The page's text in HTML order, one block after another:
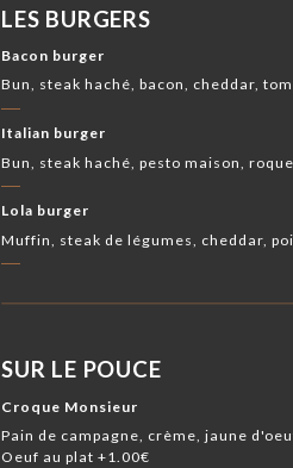
LES BURGERS
Bacon burger
Bun, steak haché, bacon, cheddar,
Italian burger
Bun, steak haché, pesto maison,
Lola burger
Muffin, steak de légumes, cheddar,
SUR LE POUCE
Croque Monsieur
Pain de campagne, crème, jaune
Oeuf au plat +1.00€